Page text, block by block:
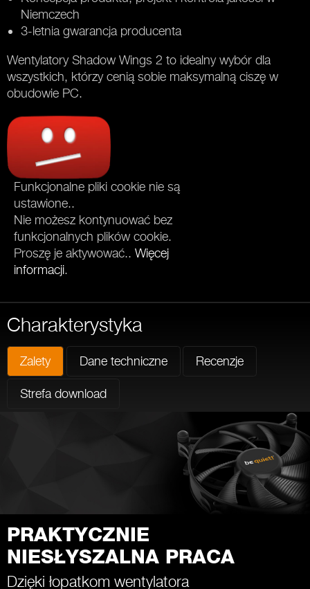
Niemczech
3-letnia gwarancja producenta
Wentylatory Shadow Wings 2 to idealny wybór dla
wszystkich, którzy cenią sobie maksymalną ciszę w
obudowie PC.
Funkcjonalne pliki cookie nie są
ustawione..
Nie możesz kontynuować bez
funkcjonalnych plików cookie.
Proszę je aktywować.. Więcej
informacji.
Charakterystyka
Zalety Dane techniczne Recenzje
Strefa download
PRAKTYCZNIE
NIESŁYSZALNA PRACA
Dzięki łopatkom wentylatora